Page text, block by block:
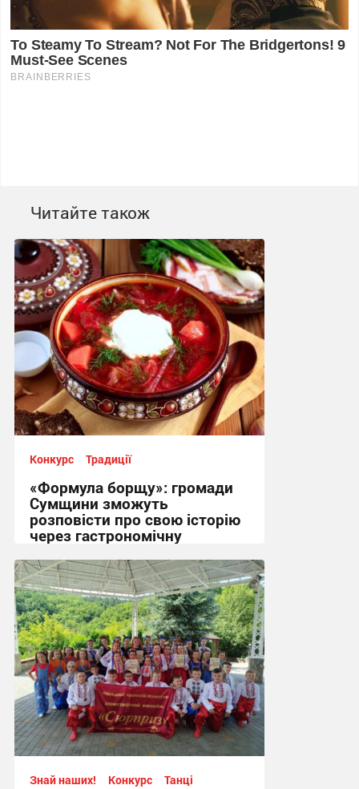
Читайте також
Конкурс Традиції
«Формула борщу»: громади
Сумщини зможуть
розповісти про свою історію
через гастрономічну
16:17, 3.08.2026
Знай наших! Конкурс Танці